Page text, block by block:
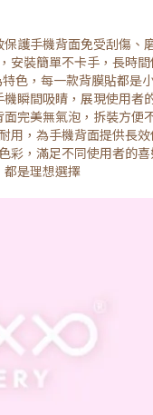
護手機背面免受刮傷、
安裝簡單不卡手，長時
色，每一款背膜貼都是
瞬間吸睛，展現使用者
完美無氣泡，拆裝方便
用，為手機背面提供長
彩，滿足不同使用者的
是理想選擇